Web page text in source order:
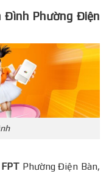
Đình Phường Điện
Phường Điện Bàn,